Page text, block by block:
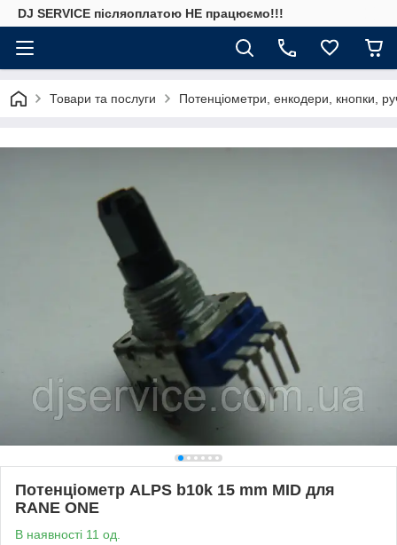
DJ SERVICE пiсляоплатою НЕ працюємо!!!
Товари та послуги Потенціометри, енкодери, кнопки,
Потенціометр ALPS b10k 15 mm MID для
RANE ONE
В наявності 11 од.